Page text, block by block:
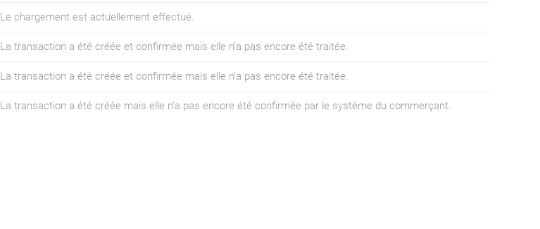
Le chargement est actuellement effectué.
La transaction a été créée et confirmée mais elle n’a pas encore été traitée.
La transaction a été créée et confirmée mais elle n’a pas encore été traitée.
La transaction a été créée mais elle n’a pas encore été confirmée par le système du commerçant.